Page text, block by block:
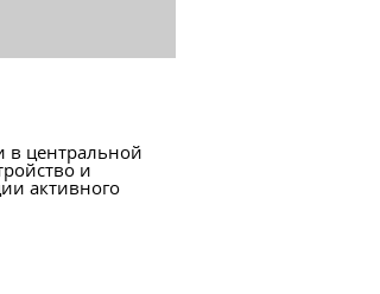
в центральной
и
активного